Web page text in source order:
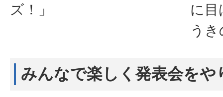
ズ！」
に
う
みんなで楽しく発表会をや